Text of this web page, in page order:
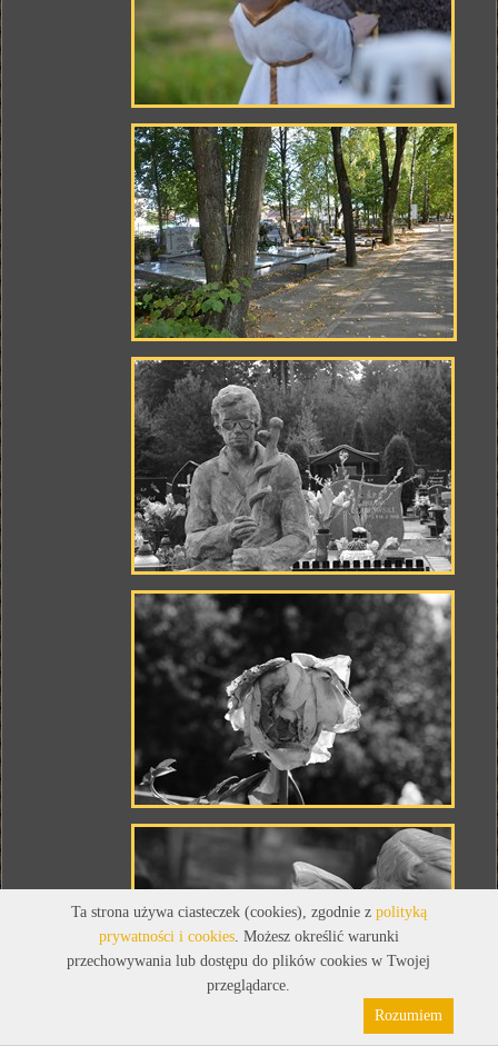
Ta strona używa ciasteczek (cookies), zgodnie z polityką
prywatności i cookies. Możesz określić warunki
przechowywania lub dostępu do plików cookies w Twojej
przeglądarce.
Rozumiem